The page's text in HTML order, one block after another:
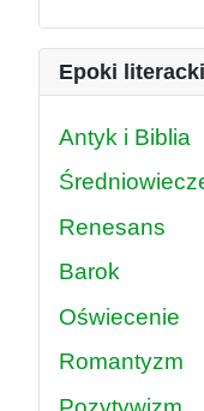
Epoki
Antyk i Biblia
Renesans
Barok
Oświecenie
Romantyzm